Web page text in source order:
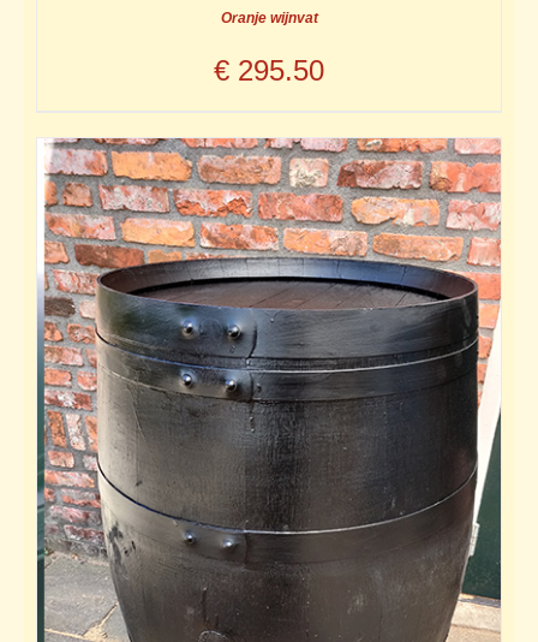
Oranje wijnvat
€ 295.50